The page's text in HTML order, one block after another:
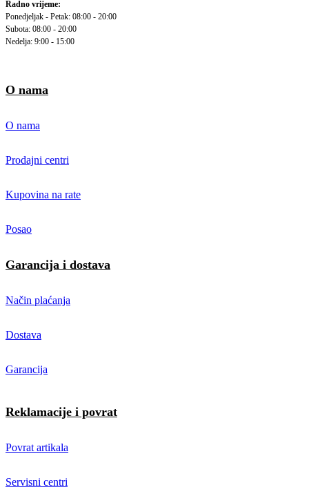
Radno vrijeme:
Ponedjeljak - Petak: 08:00 - 20:00
Subota: 08:00 - 20:00
Nedelja: 9:00 - 15:00
O nama
O nama
Prodajni centri
Kupovina na rate
Posao
Garancija i dostava
Način plaćanja
Dostava
Garancija
Reklamacije i povrat
Povrat artikala
Servisni centri